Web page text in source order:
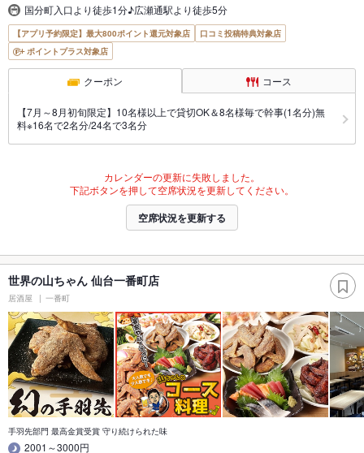
国分町入口より徒歩1分♪広瀬通駅より徒歩5分
【アプリ予約限定】最大800ポイント還元対象店
口コミ投稿特典対象店
ポイントプラス対象店
クーポン コース
【7月～8月初旬限定】10名様以上で貸切OK＆8名様毎で幹事(1名分)無
料※16名で2名分/24名で3名分
カレンダーの更新に失敗しました。
下記ボタンを押して空席状況を更新してください。
空席状況を更新する
世界の山ちゃん 仙台一番町店
居酒屋 一番町
手羽先部門 最高金賞受賞 守り続けられた味
2001～3000円